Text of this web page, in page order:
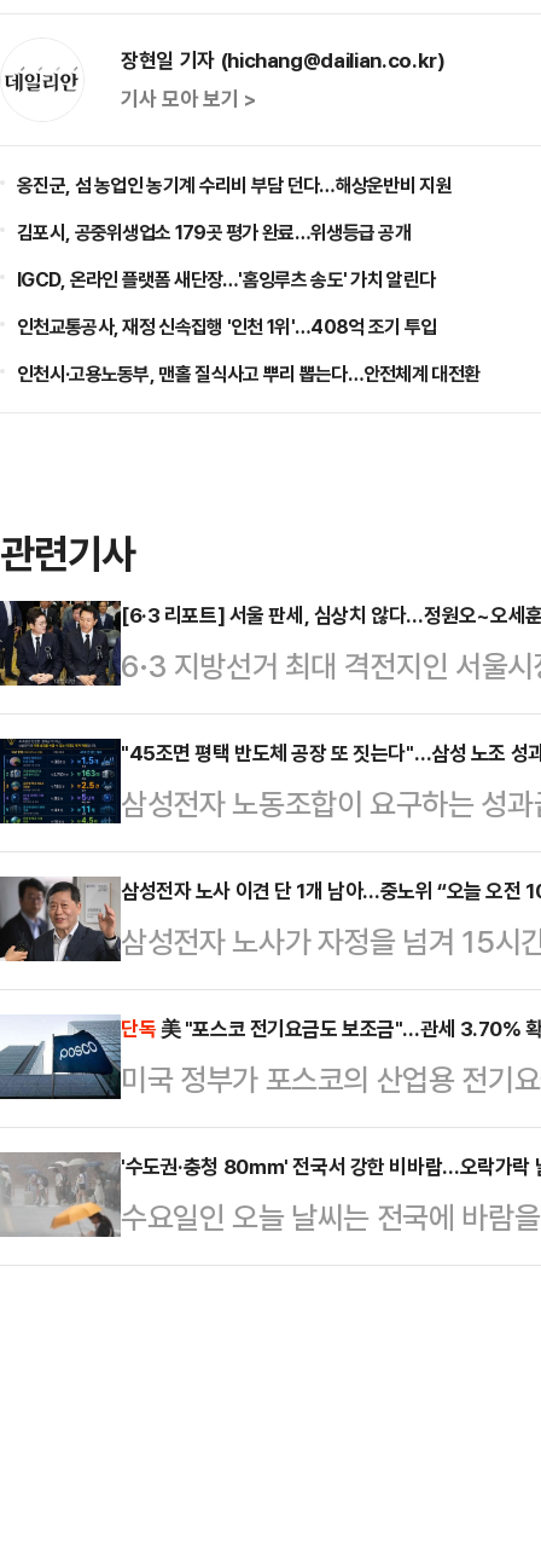
장현일 기자 (hichang@dailian.co.kr)
기사 모아 보기 >
옹진군, 섬 농업인 농기계 수리비 부담 던다…해상운반비 지원
김포시, 공중위생업소 179곳 평가 완료…위생등급 공개
IGCD, 온라인 플랫폼 새단장…'홈잉루츠 송도' 가치 알린다
인천교통공사, 재정 신속집행 '인천 1위'…408억 조기 투입
인천시·고용노동부, 맨홀 질식사고 뿌리 뽑는다…안전체계 대전환
관련기사
[6·3 리포트] 서울 판세, 심상치 않다…정원오~오세
6·3 지방선거 최대 격전지인 서울
나온다. '대세론'을 등에 업은 정원
당초 관측이 흔들리고 있기 때문이
과거 논란이 잡으면서, 오세훈 국민
는 것이다. 다만 전문가들은 가능성
다.20일 중앙선거관리위원회에 따
앞으로 다가왔다. 특히 오는 21일
지방선거 승리를 위…
"45조면 평택 반도체 공장 또 짓는다"…삼성 노조 성
삼성전자 노동조합이 요구하는 성
투자 관점에서 환산한 비교 자료가
순한 비용이 아니라, 글로벌 기술
금 규모라는 점을 시각적으로 보여
니티 등에 따르면 해당 자료는 45
로벌 인수합병(M&A), 인공지능
양한 미래 사업 영역에 대입해 환
삼성전자 노사 이견 단 1개 남아…중노위 “오늘 오전
삼성전자 노사가 자정을 넘겨 15시
이르지 못했다. 이들은 20일 오전
20일 “19일 오전 10시부터 진행
분 정회했다”며 “20일 오전 10시
혔다.박수근 중노위 위원장은 정회
줘서 대부분 이견은 정리됐는데 하
리해 오전 10시에 다시 오기로 했
냈지…
단독 美 "포스코 전기요금도 보조금"…관세 3.70%
미국 정부가 포스코의 산업용 전기
사실상 ‘보조금’으로 판단하고 상
철강업계가 적용받는 전기요금·탄
있다는 분석이 나온다.19일 철강업
무부는 포스코가 미국으로 수출한
'수도권·충청 80㎜' 전국서 강한 비바람…오락가락
수요일인 오늘 날씨는 전국에 바람
날 "오늘부터 내일 사이 전국에 비